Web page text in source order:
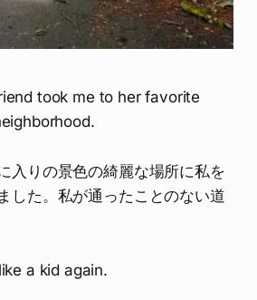
took me to her favorite
入りの景色の綺麗な場所に私を
した。私が通ったことのない道
a kid again.